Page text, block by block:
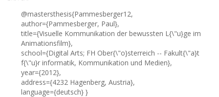
@mastersthesis{Pammesberger12,
author={Pammesberger, Paul},
title={Visuelle Kommunikation der bewussten L{\"u}ge im
Animationsfilm},
school={Digital Arts; FH Ober{\"o}sterreich -- Fakult{\"a}t
f{\"u}r informatik, Kommunikation und Medien},
year={2012},
address={4232 Hagenberg, Austria},
language={deutsch} }